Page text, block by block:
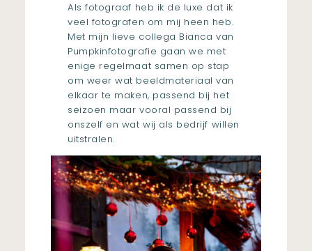
Als fotograaf heb ik de luxe dat ik
veel fotografen om mij heen heb.
Met mijn lieve collega Bianca van
Pumpkinfotografie gaan we met
enige regelmaat samen op stap
om weer wat beeldmateriaal van
elkaar te maken, passend bij het
seizoen maar vooral passend bij
onszelf en wat wij als bedrijf willen
uitstralen.